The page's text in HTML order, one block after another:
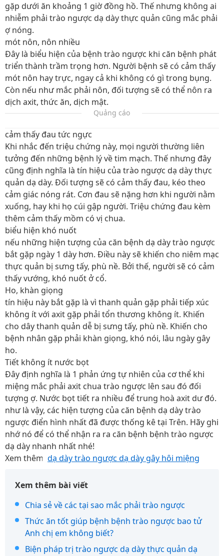
gặp dưới ăn khoảng 1 giờ đồng hồ. Thế nhưng không ai
nhiễm phải trào ngược dạ dày thực quản cũng mắc phải
ợ nóng.
mót nôn, nôn nhiều
Đây là biểu hiện của bệnh trào ngược khi căn bệnh phát
triển thành trầm trọng hơn. Người bệnh sẽ có cảm thấy
mót nôn hay trực, ngay cả khi không có gì trong bụng.
Còn nếu như mắc phải nôn, đối tượng sẽ có thể nôn ra
dịch axit, thức ăn, dịch mật.
Quảng cáo
cảm thấy đau tức ngực
Khi nhắc đến triệu chứng này, mọi người thường liên
tưởng đến những bệnh lý về tim mạch. Thế nhưng đây
cũng định nghĩa là tín hiệu của trào ngược dạ dày thực
quản dạ dày. Đối tượng sẽ có cảm thấy đau, kéo theo
cảm giác nóng rát. Cơn đau sẽ nặng hơn khi người nằm
xuống, hay khi họ cúi gập người. Triệu chứng đau kèm
thêm cảm thấy mồm có vị chua.
biểu hiện khó nuốt
nếu những hiện tượng của căn bệnh dạ dày trào ngược
bắt gặp ngày 1 dày hơn. Điều này sẽ khiến cho niêm mạc
thực quản bị sưng tấy, phù nề. Bởi thế, người sẽ có cảm
thấy vướng, khó nuốt ở cổ.
Ho, khàn giọng
tín hiệu này bắt gặp là vì thanh quản gặp phải tiếp xúc
không ít với axit gặp phải tổn thương không ít. Khiến
cho dây thanh quản dễ bị sưng tấy, phù nề. Khiến cho
bệnh nhân gặp phải khàn giọng, khó nói, lâu ngày gây
ho.
Tiết không ít nước bọt
Đây định nghĩa là 1 phản ứng tự nhiên của cơ thể khi
miệng mắc phải axit chua trào ngược lên sau đó đối
tượng ợ. Nước bọt tiết ra nhiều để trung hoà axit dư đó.
như là vậy, các hiện tượng của căn bệnh dạ dày trào
ngược điển hình nhất đã được thống kê tại Trên. Hãy ghi
nhớ nó để có thể nhận ra ra căn bệnh bệnh trào ngược
dạ dày nhanh nhất nhé!
Xem thêm: dạ dày trào ngược dạ dày gây hôi miệng
Xem thêm bài viết
Chia sẻ về các tại sao mắc phải trào ngược
Thức ăn tốt giúp bệnh bệnh trào ngược bao tử
Anh chị em không biết?
Biện pháp trị trào ngược dạ dày thực quản dạ